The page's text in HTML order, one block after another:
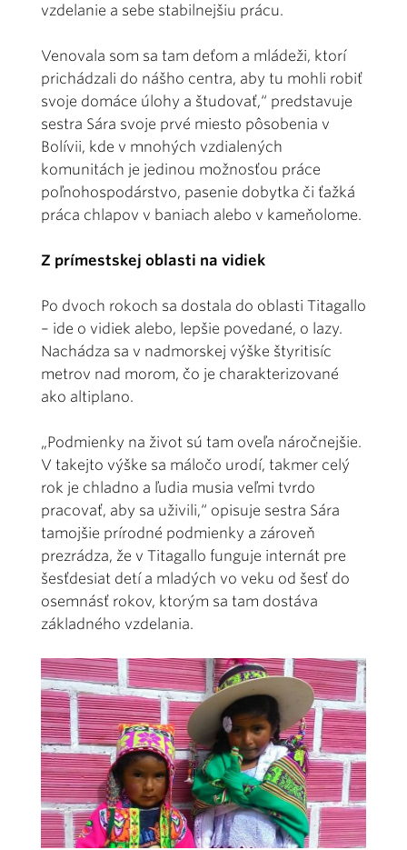
vzdelanie a sebe stabilnejšiu prácu.
Venovala som sa tam deťom a mládeži, ktorí
prichádzali do nášho centra, aby tu mohli robiť
svoje domáce úlohy a študovať,“ predstavuje
sestra Sára svoje prvé miesto pôsobenia v
Bolívii, kde v mnohých vzdialených
komunitách je jedinou možnosťou práce
poľnohospodárstvo, pasenie dobytka či ťažká
práca chlapov v baniach alebo v kameňolome.
Z prímestskej oblasti na vidiek
Po dvoch rokoch sa dostala do oblasti Titagallo
– ide o vidiek alebo, lepšie povedané, o lazy.
Nachádza sa v nadmorskej výške štyritisíc
metrov nad morom, čo je charakterizované
ako altiplano.
„Podmienky na život sú tam oveľa náročnejšie.
V takejto výške sa máločo urodí, takmer celý
rok je chladno a ľudia musia veľmi tvrdo
pracovať, aby sa uživili,“ opisuje sestra Sára
tamojšie prírodné podmienky a zároveň
prezrádza, že v Titagallo funguje internát pre
šesťdesiat detí a mladých vo veku od šesť do
osemnásť rokov, ktorým sa tam dostáva
základného vzdelania.